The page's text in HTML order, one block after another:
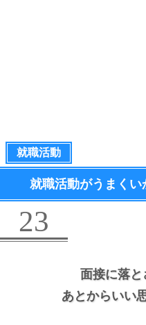
就職活動
就職活動がうまくい
23
面接に落と
あとからいい